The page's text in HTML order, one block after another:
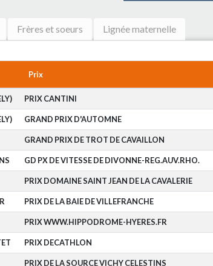
Frères et soeurs Lignée maternelle
Prix
PRIX CANTINI
GRAND PRIX D'AUTOMNE
GRAND PRIX DE TROT DE CAVAILLON
GD PX DE VITESSE DE DIVONNE-REG.AUV.RHO.
PRIX DOMAINE SAINT JEAN DE LA CAVALERIE
PRIX DE LA BAIE DE VILLEFRANCHE
PRIX WWW.HIPPODROME-HYERES.FR
PRIX DECATHLON
PRIX DE LA SOURCE VICHY CELESTINS